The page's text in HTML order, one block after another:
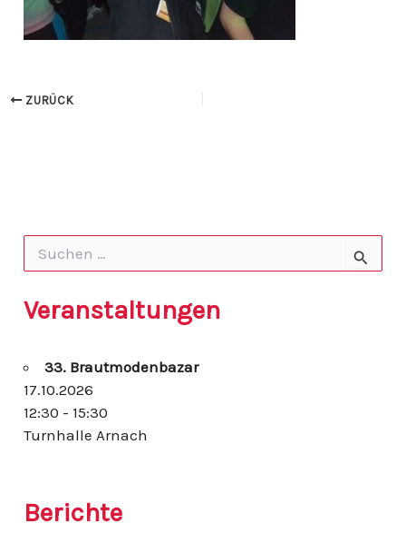
ZURÜCK
h
e
a
c
h
Veranstaltungen
33. Brautmodenbazar
17.10.2026
12:30 - 15:30
Turnhalle Arnach
Berichte